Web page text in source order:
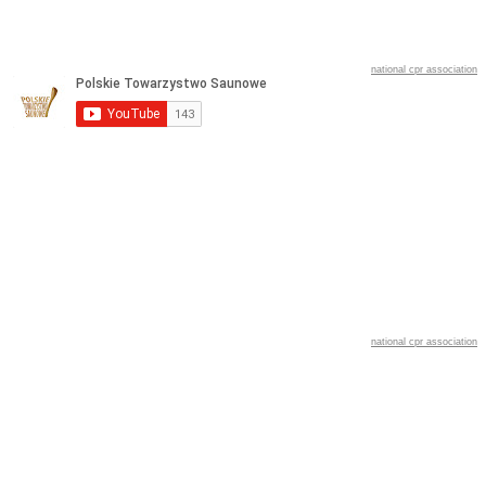
national cpr association
national cpr association